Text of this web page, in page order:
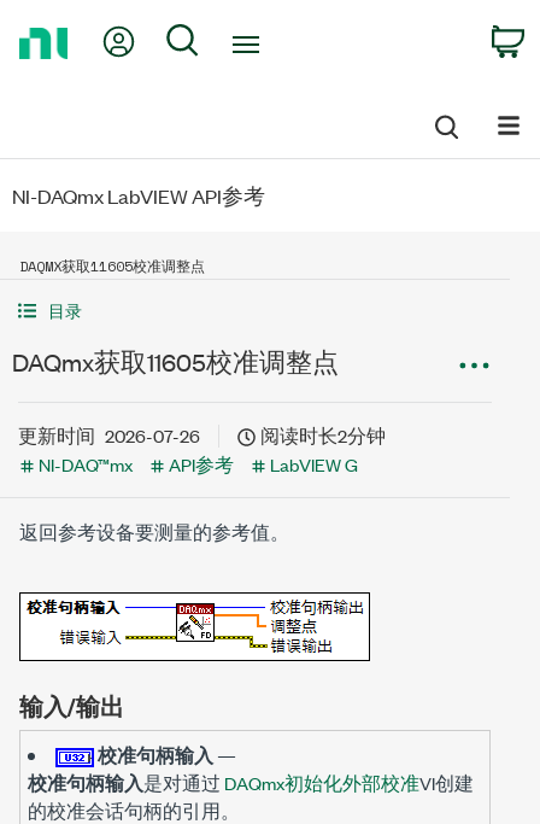
My Account
Search
NI-DAQmx LabVIEW API参考
DAQMX获取11605校准调整点
目录
DAQmx获取11605校准调整点
更新时间 2026-07-26
阅读时长2分钟
NI-DAQ™mx
API参考 LabVIEW G
返回参考设备要测量的参考值。
输入/输出
校准句柄输入 —
校准句柄输入是对通过 DAQmx初始化外部校准VI创建
的校准会话句柄的引用。